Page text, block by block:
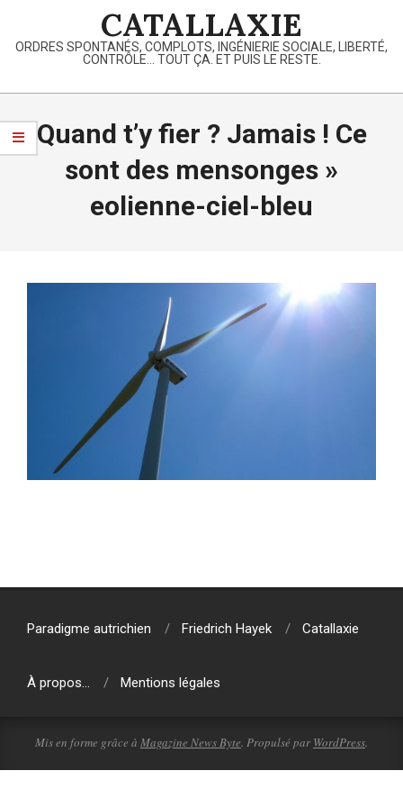
content
CATALLAXIE
ORDRES SPONTANÉS, COMPLOTS, INGÉNIERIE SOCIALE, LIBERTÉ,
CONTRÔLE… TOUT ÇA. ET PUIS LE RESTE.
Primary
Menu
Quand t’y fier ? Jamais ! Ce
sont des mensonges »
eolienne-ciel-bleu
04-
Paradigme autrichien
Friedrich Hayek Catallaxie
À propos… Mentions légales
Mis en forme grâce à Magazine News Byte . Propulsé par WordPress